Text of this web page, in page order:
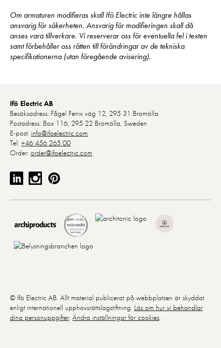
Om armaturen modifieras skall Ifö Electric inte längre hållas
ansvarig för säkerheten. Ansvarig för modifieringen skall då
anses vara tillverkare. Vi reserverar oss för eventuella fel i texten
samt förbehåller oss rätten till förändringar av de tekniska
specifikationerna (utan föregående avisering).
Ifö Electric AB
Besöksadress: Fågel Fenix väg 12, 295 31 Bromölla
Postadress: Box 116, 295 22 Bromölla, Sweden
E-post: info@ifoelectric.com
Tel: +46 456 265 00
Order: order@ifoelectric.com
© Ifö Electric AB. Allt material publicerat på webbplatsen är skyddat
enligt internationell upphovsrättslagstiftning. Läs om hur vi behandlar
dina personuppgifter. Ändra inställningar för cookies.